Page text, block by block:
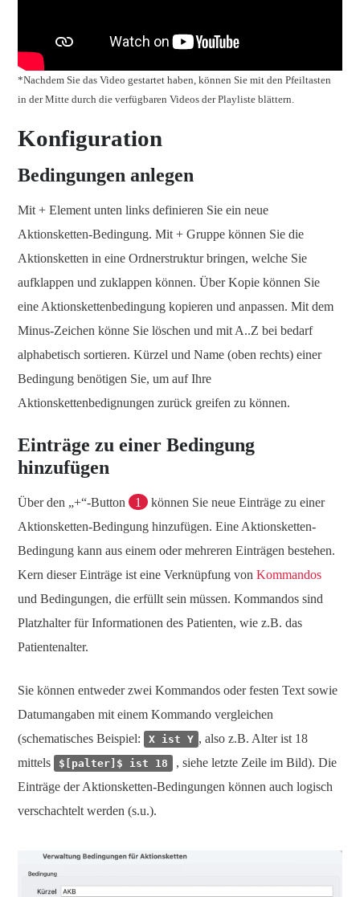
*Nachdem Sie das Video gestartet haben, können Sie mit den Pfeiltasten
in der Mitte durch die verfügbaren Videos der Playliste blättern.
Konfiguration
Bedingungen anlegen
Mit + Element unten links definieren Sie ein neue
Aktionsketten-Bedingung. Mit + Gruppe können Sie die
Aktionsketten in eine Ordnerstruktur bringen, welche Sie
aufklappen und zuklappen können. Über Kopie können Sie
eine Aktionskettenbedingung kopieren und anpassen. Mit dem
Minus-Zeichen könne Sie löschen und mit A..Z bei bedarf
alphabetisch sortieren. Kürzel und Name (oben rechts) einer
Bedingung benötigen Sie, um auf Ihre
Aktionskettenbedignungen zurück greifen zu können.
Einträge zu einer Bedingung
hinzufügen
Über den „+“-Button 1
können Sie neue Einträge zu einer
Aktionsketten-Bedingung hinzufügen. Eine Aktionsketten-
Bedingung kann aus einem oder mehreren Einträgen bestehen.
Kern dieser Einträge ist eine Verknüpfung von Kommandos
und Bedingungen, die erfüllt sein müssen. Kommandos sind
Platzhalter für Informationen des Patienten, wie z.B. das
Patientenalter.
Sie können entweder zwei Kommandos oder festen Text sowie
Datumangaben mit einem Kommando vergleichen
(schematisches Beispiel:
X ist Y , also z.B. Alter ist 18
mittels
$[palter]$ ist 18
, siehe letzte Zeile im Bild). Die
Einträge der Aktionsketten-Bedingungen können auch logisch
verschachtelt werden (s.u.).